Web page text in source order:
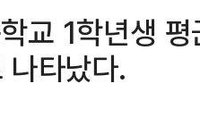
교 1학년생
타났다.